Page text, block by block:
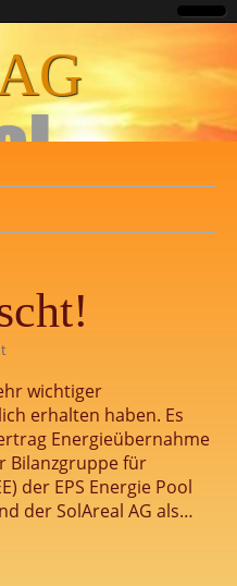
wichtiger
erhalten haben. Es
Energieübernahme
Bilanzgruppe für
der EPS Energie Pool
der SolAreal AG als…